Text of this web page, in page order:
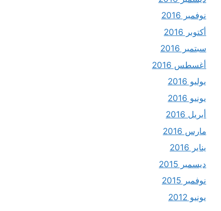
نوفمبر 2016
أكتوبر 2016
سبتمبر 2016
أغسطس 2016
يوليو 2016
يونيو 2016
أبريل 2016
مارس 2016
يناير 2016
ديسمبر 2015
نوفمبر 2015
يونيو 2012